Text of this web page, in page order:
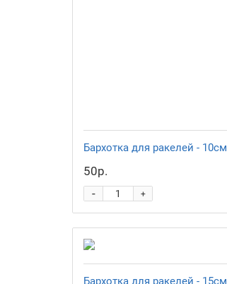
Бархотка для ракелей - 10см
50р.
+
-
Бархотка для ракелей - 15см